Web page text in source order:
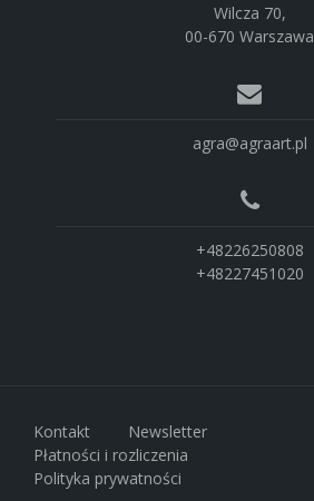
Wilcza 70,
00-670 Warszawa
agra@agraart.pl
+48226250808
+48227451020
Kontakt
Newsletter
Płatności i rozliczenia
Polityka prywatności